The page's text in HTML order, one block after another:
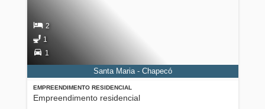
EMPREENDIMENTO RESIDENCIAL
Empreendimento residencial
2
1
1
Santa Maria - Chapecó